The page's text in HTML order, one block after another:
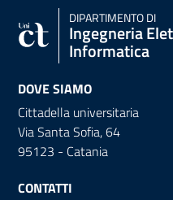
DIPARTIMENTO DI
Ingegneria
Informatica
DOVE SIAMO
Cittadella universitaria
Via Santa Sofia, 64
95123 - Catania
CONTATTI